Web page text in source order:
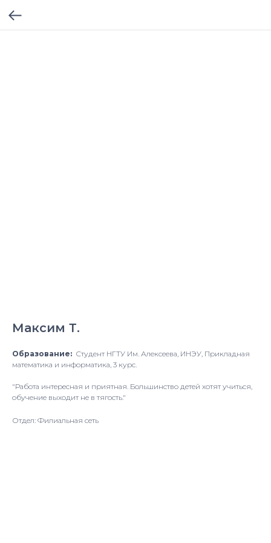
Максим Т.
Образование: Студент НГТУ Им. Алексеева, ИНЭУ, Прикладная
математика и информатика, 3 курс.
"Работа интересная и приятная. Большинство детей хотят учиться,
обучение выходит не в тягость."
Отдел: Филиальная сеть